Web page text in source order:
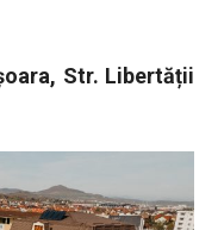
Str. Libertății